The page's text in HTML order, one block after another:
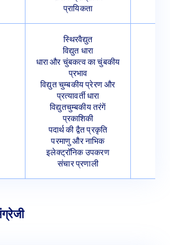
स्थिरवैद्युत
विद्युत धारा
धारा और चुंबकत्व का चुंबकीय
प्रभाव
विद्युत चुम्बकीय प्रेरण और
प्रत्यावर्ती धारा
विद्युतचुम्बकीय तरंगें
प्रकाशिकी
पदार्थ की द्वैत प्रकृति
परमाणु और नाभिक
इलेक्ट्रॉनिक उपकरण
संचार प्रणाली